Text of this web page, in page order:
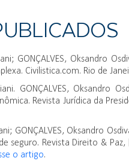
GONÇALVES, Oksandro
Civilistica.com. Rio de
GONÇALVES, Oksandro
Revista Jurídica da
GONÇALVES, Oksandro
seguro. Revista Direito & Paz,
o artigo.